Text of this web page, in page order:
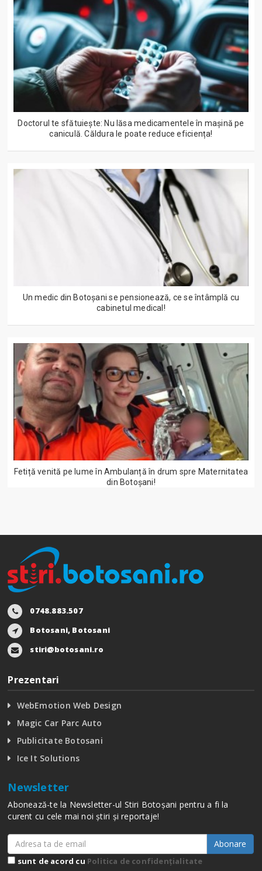
Doctorul te sfătuiește: Nu lăsa medicamentele în mașină pe
caniculă. Căldura le poate reduce eficiența!
Un medic din Botoșani se pensionează, ce se întâmplă cu
cabinetul medical!
Fetiță venită pe lume în Ambulanță în drum spre Maternitatea
din Botoșani!
0748.883.507
Botosani, Botosani
stiri@botosani.ro
Prezentari
WebEmotion Web Design
Magic Car Parc Auto
Publicitate Botosani
Ice It Solutions
Newsletter
Abonează-te la Newsletter-ul Stiri Botoșani pentru a fi la
curent cu cele mai noi știri și reportaje!
Abonare
sunt de acord cu Politica de confidențialitate